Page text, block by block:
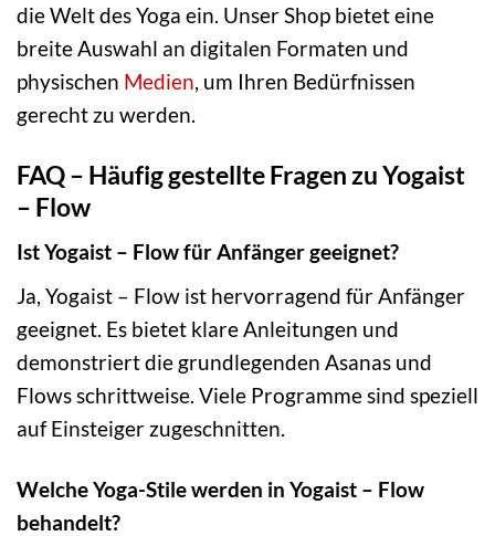
die Welt des Yoga ein. Unser Shop bietet eine
breite Auswahl an digitalen Formaten und
physischen Medien, um Ihren Bedürfnissen
gerecht zu werden.
FAQ – Häufig gestellte Fragen zu Yogaist
– Flow
Ist Yogaist – Flow für Anfänger geeignet?
Ja, Yogaist – Flow ist hervorragend für Anfänger
geeignet. Es bietet klare Anleitungen und
demonstriert die grundlegenden Asanas und
Flows schrittweise. Viele Programme sind speziell
auf Einsteiger zugeschnitten.
Welche Yoga-Stile werden in Yogaist – Flow
behandelt?